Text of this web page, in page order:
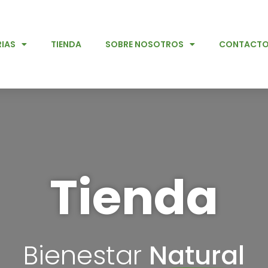
TIENDA SOBRE NOSOTROS CONTACTO
Tienda
Bienestar Natural